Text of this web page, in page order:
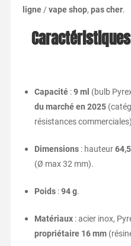
ligne/vape shop, pas cher.
Capacité:9 ml (bulb
du marché en 2025
résistances
Dimensions: hauteur
(Ø max 32 mm).
Poids:94 g.
Matériaux: acier inox,
propriétaire 16 mm